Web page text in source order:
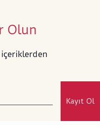
Olun
Kayıt Ol